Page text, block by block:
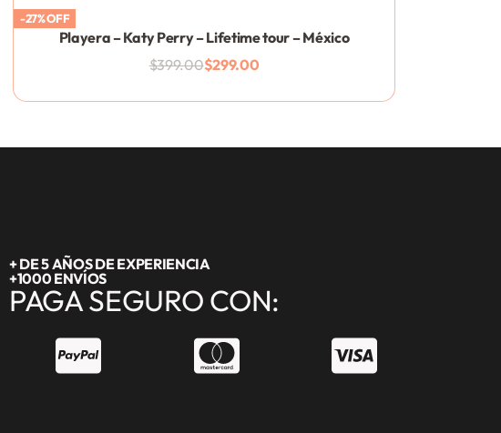
-27% OFF
Playera – Katy Perry – Lifetime tour – México
$399.00$299.00
+ DE 5 AÑOS DE EXPERIENCIA
+1000 ENVÍOS
PAGA SEGURO CON: